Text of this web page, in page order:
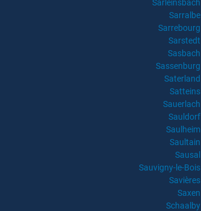
Sarleinsbach
Sarralbe
Sarrebourg
Sarstedt
Sasbach
Sassenburg
Saterland
Satteins
Sauerlach
Sauldorf
Saulheim
Saultain
Sausal
Sauvigny-le-Bois
Savières
Saxen
Schaalby